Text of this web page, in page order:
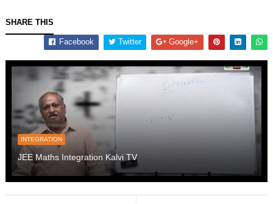
SHARE THIS
Facebook Twitter Google+
INTEGRATION
JEE Maths Integration Kalvi TV